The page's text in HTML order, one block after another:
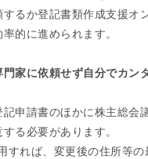
るか登記書類作成支援オ
的に進められます。
家に依頼せず自分でカン
申請書のほかに株主総会
る必要があります。
すれば、変更後の住所等の